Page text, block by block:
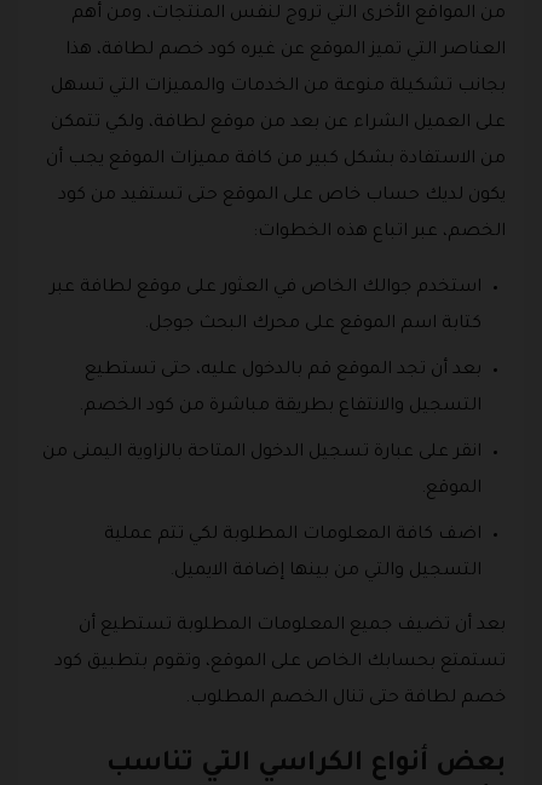
من المواقع الأخرى التي تروج لنفس المنتجات، ومن أهم
العناصر التي تميز الموقع عن غيره كود خصم لطافة، هذا
بجانب تشكيلة منوعة من الخدمات والمميزات التي تسهل
على العميل الشراء عن بعد من موقع لطافة، ولكي تتمكن
من الاستفادة بشكل كبير من كافة مميزات الموقع يجب أن
يكون لديك حساب خاص على الموقع حتى تستفيد من كود
الخصم، عبر اتباع هذه الخطوات:
استخدم جوالك الخاص في العثور على موقع لطافة عبر
كتابة اسم الموقع على محرك البحث جوجل.
بعد أن تجد الموقع قم بالدخول عليه، حتى تستطيع
التسجيل والانتفاع بطريقة مباشرة من كود الخصم.
انقر على عبارة تسجيل الدخول المتاحة بالزاوية اليمنى من
الموقع.
اضف كافة المعلومات المطلوبة لكي تتم عملية
التسجيل والتي من بينها إضافة الايميل.
بعد أن تضيف جميع المعلومات المطلوبة تستطيع أن
تستمتع بحسابك الخاص على الموقع، وتقوم بتطبيق كود
خصم لطافة حتى تنال الخصم المطلوب.
بعض أنواع الكراسي التي تناسب